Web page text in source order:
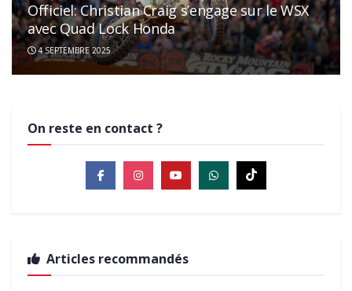
Officiel: Christian Craig s’engage sur le WSX
avec Quad Lock Honda
4 SEPTEMBRE 2025
On reste en contact ?
Articles recommandés